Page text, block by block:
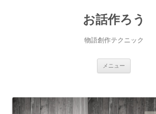
お話作ろう
物語創作テクニック
メニュー
へ
ス